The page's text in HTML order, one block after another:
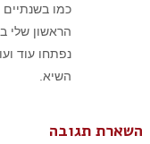
כמו בשנתיים
הראשון שלי
נפתחו עוד
השיא.
השארת תגובה